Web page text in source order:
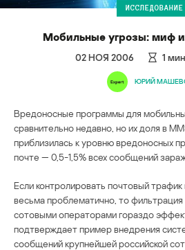
ИССЛЕДОВАНИЕ
Мобильные угрозы: миф
02 НОЯ 2006 1
ЮРИЙ
Вредоносные программы для
сравнительно недавно, но их доля в
приблизилась к уровню вредоносных
почте — 0,5-1,5% всех сообщений
Если контролировать почтовый
весьма проблематично, то
сотовыми операторами гораздо
подтверждает пример внедрения
сообщений крупнейшей российской